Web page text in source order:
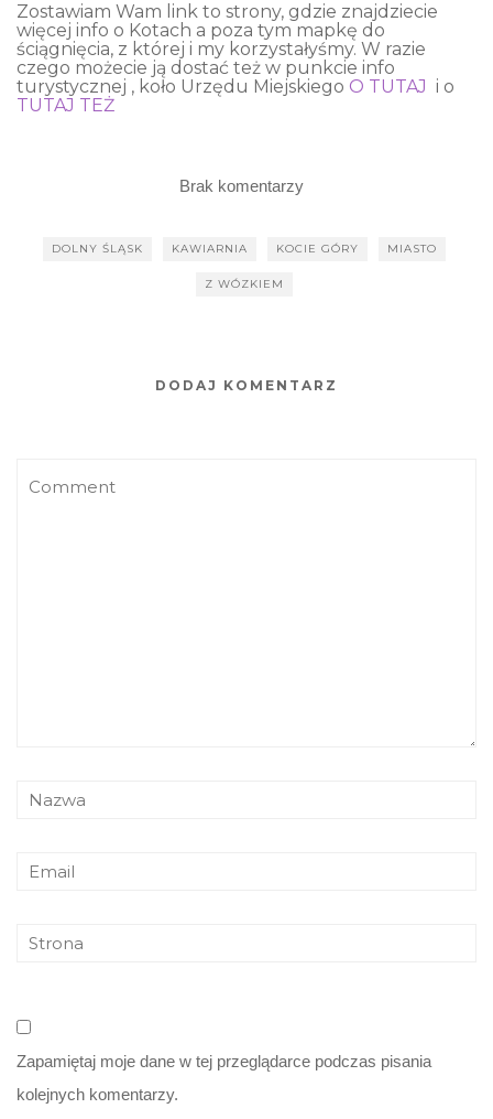
Zostawiam Wam link to strony, gdzie znajdziecie
więcej info o Kotach a poza tym mapkę do
ściągnięcia, z której i my korzystałyśmy. W razie
czego możecie ją dostać też w punkcie info
turystycznej , koło Urzędu Miejskiego O TUTAJ i o
TUTAJ TEŻ
Brak komentarzy
DOLNY ŚLĄSK KAWIARNIA KOCIE GÓRY MIASTO
Z WÓZKIEM
DODAJ KOMENTARZ
Zapamiętaj moje dane w tej przeglądarce podczas pisania
kolejnych komentarzy.